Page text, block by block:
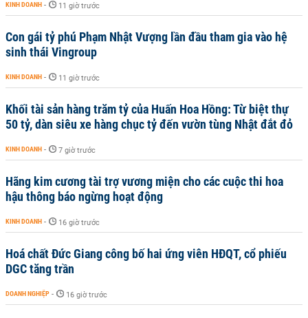
KINH DOANH - 11 giờ trước
Con gái tỷ phú Phạm Nhật Vượng lần đầu tham gia vào hệ
sinh thái Vingroup
KINH DOANH - 11 giờ trước
Khối tài sản hàng trăm tỷ của Huấn Hoa Hồng: Từ biệt thự
50 tỷ, dàn siêu xe hàng chục tỷ đến vườn tùng Nhật đắt đỏ
KINH DOANH - 7 giờ trước
Hãng kim cương tài trợ vương miện cho các cuộc thi hoa
hậu thông báo ngừng hoạt động
KINH DOANH - 16 giờ trước
Hoá chất Đức Giang công bố hai ứng viên HĐQT, cổ phiếu
DGC tăng trần
DOANH NGHIỆP - 16 giờ trước